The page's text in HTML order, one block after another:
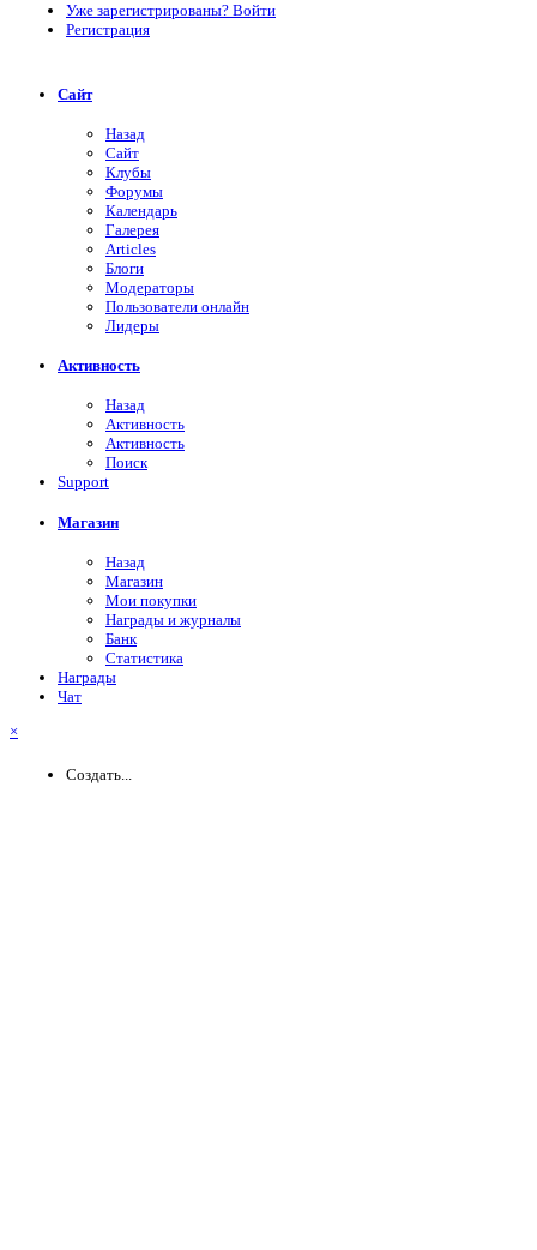
Уже зарегистрированы? Войти
Регистрация
Сайт
Назад
Сайт
Клубы
Форумы
Календарь
Галерея
Articles
Блоги
Модераторы
Пользователи онлайн
Лидеры
Активность
Назад
Активность
Активность
Поиск
Support
Магазин
Назад
Магазин
Мои покупки
Награды и журналы
Банк
Статистика
Награды
Чат
×
Создать...